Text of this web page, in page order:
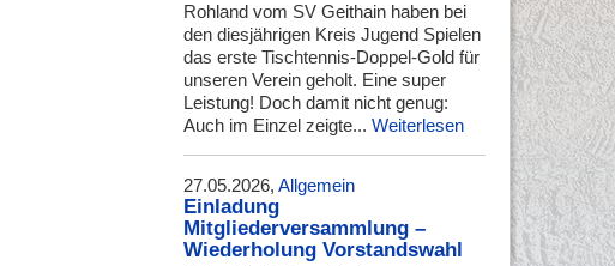
Rohland vom SV Geithain haben bei
den diesjährigen Kreis Jugend Spielen
das erste Tischtennis-Doppel-Gold für
unseren Verein geholt. Eine super
Leistung! Doch damit nicht genug:
Auch im Einzel zeigte... Weiterlesen
27.05.2026, Allgemein
Einladung
Mitgliederversammlung –
Wiederholung Vorstandswahl